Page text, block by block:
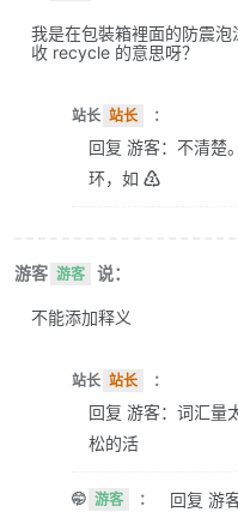
我是在包裝箱裡面的防震
收 recycle 的意思呀？
站长 站长 ：
回复 游客：不清楚
环，如 ♴
游客 游客 说：
不能添加释义
站长 站长 ：
回复 游客：词汇量
松的活
🤭 游客 ： 回复 游